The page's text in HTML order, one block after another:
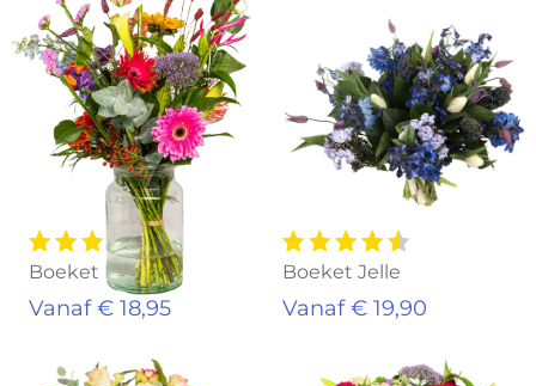
Boeket Lynn
Vanaf € 18,95
Boeket Jelle
Vanaf € 19,90